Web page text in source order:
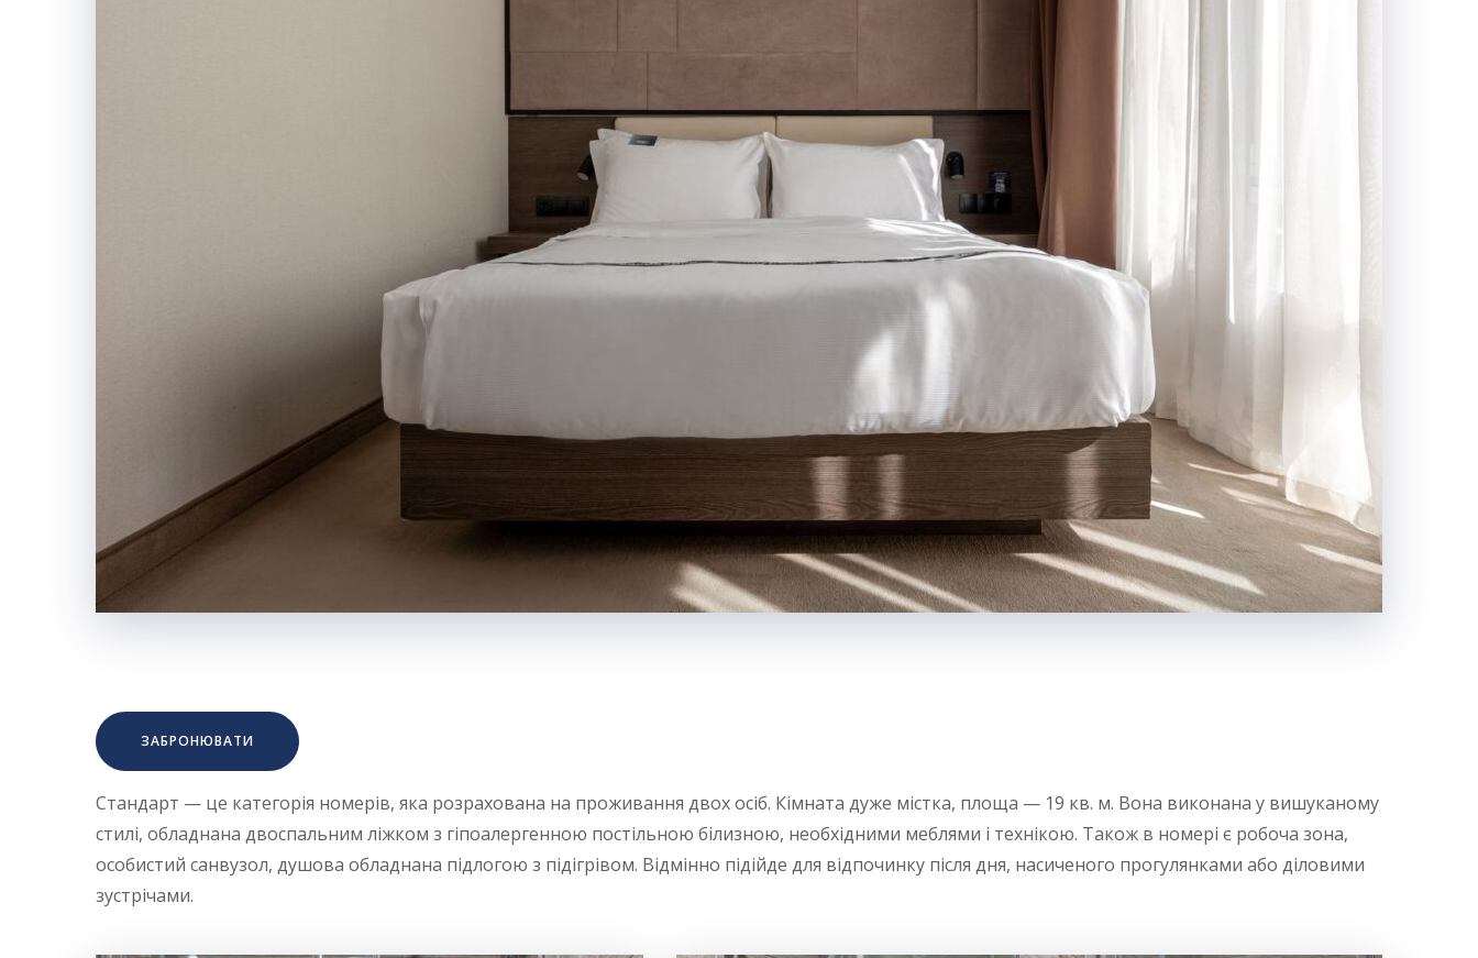
ЗАБРОНЮВАТИ
Стандарт — це категорія номерів, яка розрахована на проживання двох осіб. Кімната дуже містка, площа — 19 кв. м. Вона виконана у вишуканому
стилі, обладнана двоспальним ліжком з гіпоалергенною постільною білизною, необхідними меблями і технікою. Також в номері є робоча зона,
особистий санвузол, душова обладнана підлогою з підігрівом. Відмінно підійде для відпочинку після дня, насиченого прогулянками або діловими
зустрічами.